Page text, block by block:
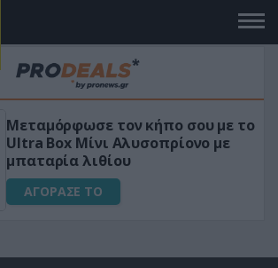
τον κήπο σου με το
Αλυσοπρίονο με
λιθίου
ΤΟ